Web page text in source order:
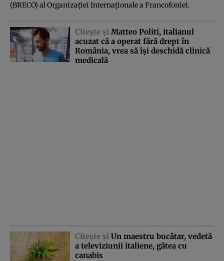
(BRECO) al Organizaţiei Internaţionale a Francofoniei.
Citeşte şi Matteo Politi, italianul
acuzat că a operat fără drept în
România, vrea să îşi deschidă clinică
medicală
Citeşte şi Un maestru bucătar, vedetă
a televiziunii italiene, gătea cu
canabis